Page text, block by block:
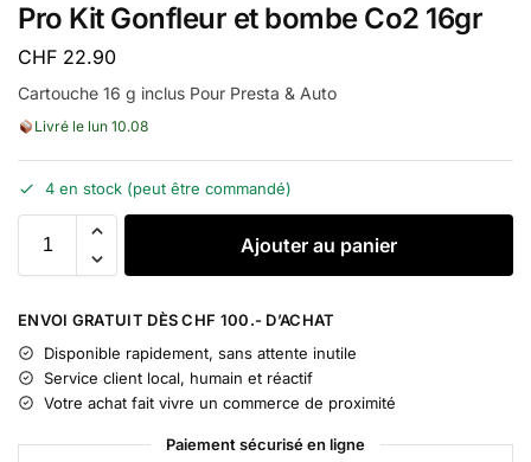
Pro Kit Gonfleur et bombe Co2 16gr
CHF 22.90
Cartouche 16 g inclus Pour Presta & Auto
Livré le lun 10.08
4 en stock (peut être commandé)
Ajouter au panier
ENVOI GRATUIT DÈS CHF 100.- D’ACHAT
Disponible rapidement, sans attente inutile
Service client local, humain et réactif
Votre achat fait vivre un commerce de proximité
Paiement sécurisé en ligne